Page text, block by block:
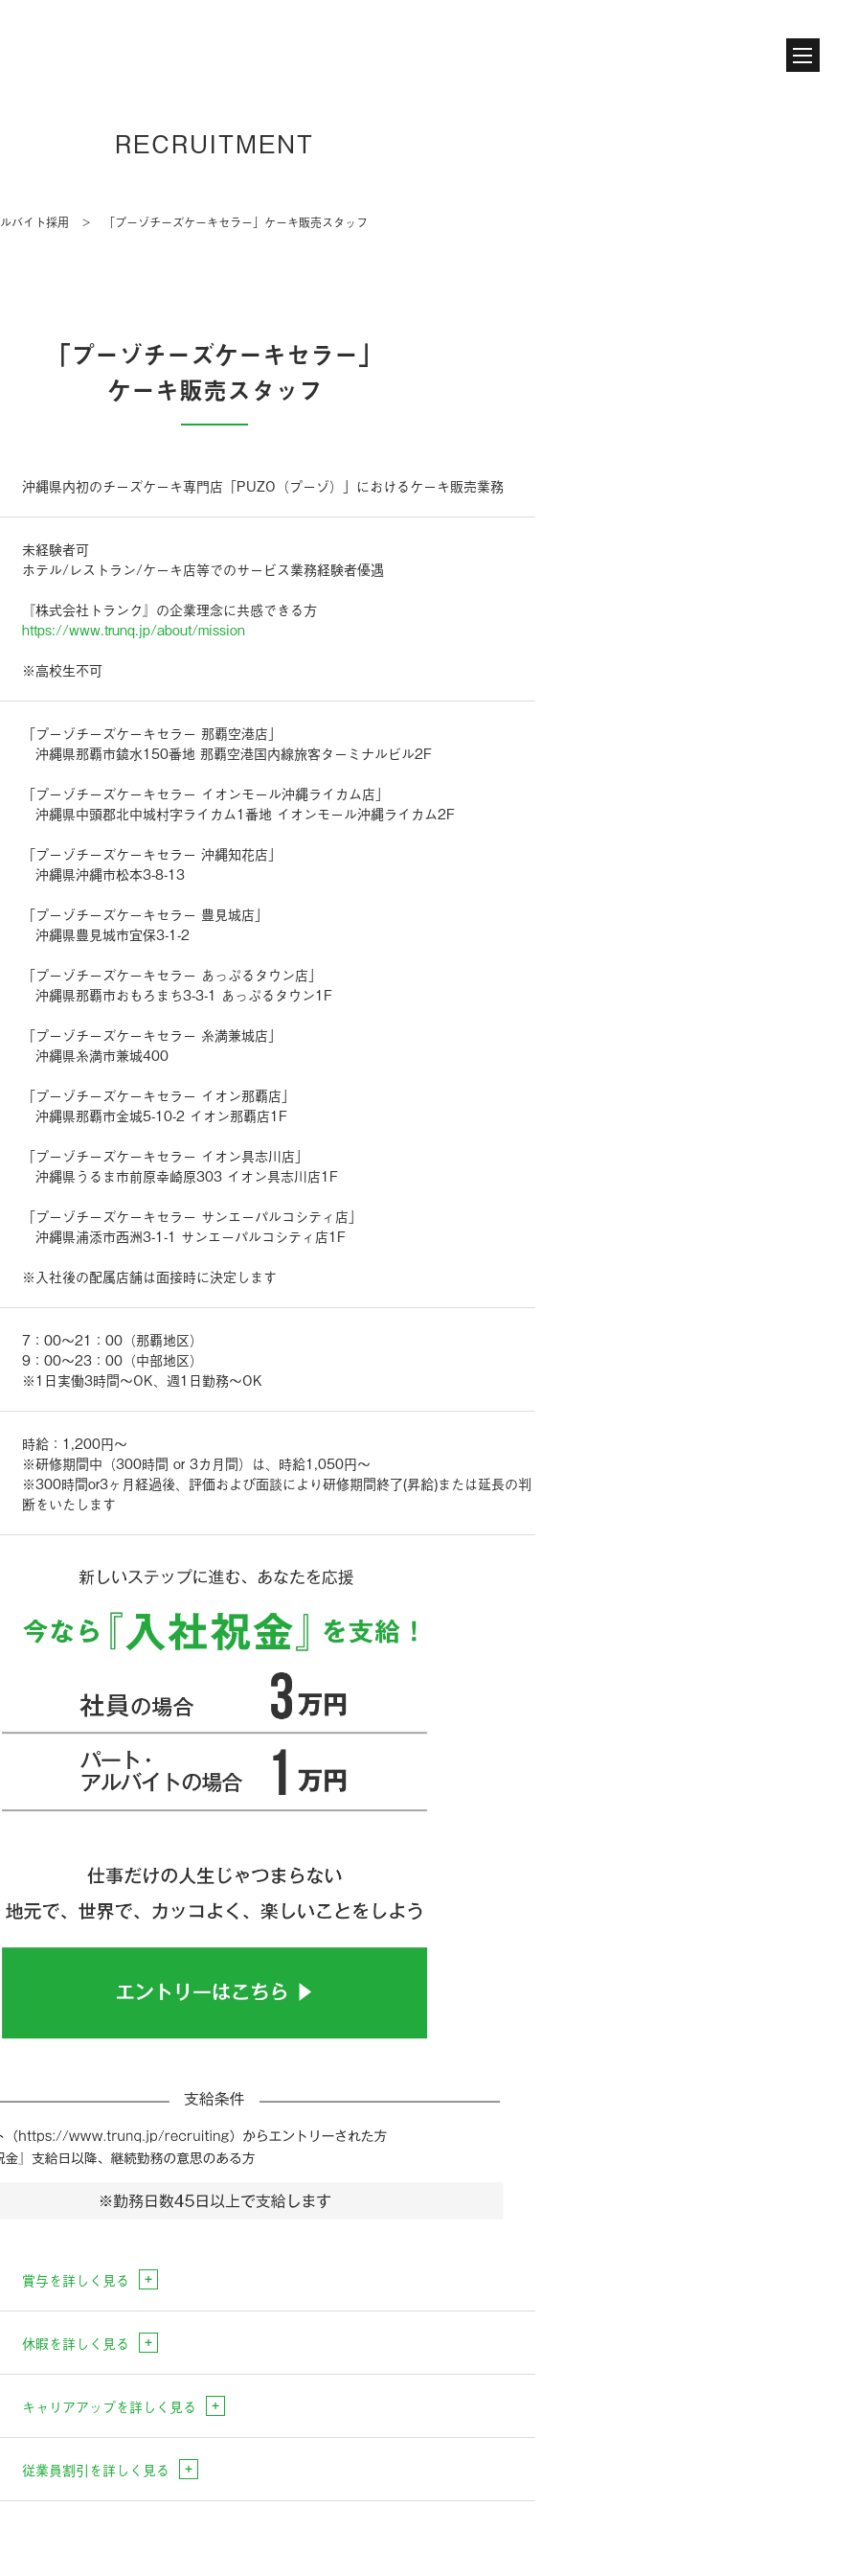
RECRUITMENT
バイト採用 ＞ 「プーゾチーズケーキセラー」 ケーキ販売スタッフ
「プーゾチーズケーキセラー」
ケーキ販売スタッフ
沖縄県内初のチーズケーキ専門店「PUZO（プーゾ）」におけるケーキ販売業務
未経験者可
ホテル/レストラン/ケーキ店等でのサービス業務経験者優遇
『株式会社トランク』の企業理念に共感できる方
https://www.trunq.jp/about/mission
※高校生不可
「プーゾチーズケーキセラー 那覇空港店」
沖縄県那覇市鏡水150番地 那覇空港国内線旅客ターミナルビル2F
「プーゾチーズケーキセラー イオンモール沖縄ライカム店」
沖縄県中頭郡北中城村字ライカム1番地 イオンモール沖縄ライカム2F
「プーゾチーズケーキセラー 沖縄知花店」
沖縄県沖縄市松本3-8-13
「プーゾチーズケーキセラー 豊見城店」
沖縄県豊見城市宜保3-1-2
「プーゾチーズケーキセラー あっぷるタウン店」
沖縄県那覇市おもろまち3-3-1 あっぷるタウン1F
「プーゾチーズケーキセラー 糸満兼城店」
沖縄県糸満市兼城400
「プーゾチーズケーキセラー イオン那覇店」
沖縄県那覇市金城5-10-2 イオン那覇店1F
「プーゾチーズケーキセラー イオン具志川店」
沖縄県うるま市前原幸崎原303 イオン具志川店1F
「プーゾチーズケーキセラー サンエーパルコシティ店」
沖縄県浦添市西洲3-1-1 サンエーパルコシティ店1F
※入社後の配属店舗は面接時に決定します
7：00～21：00（那覇地区）
9：00～23：00（中部地区）
※1日実働3時間～OK、週1日勤務～OK
時給：1,200円～
※研修期間中（300時間 or 3カ月間）は、時給1,050円～
※300時間or3ヶ月経過後、評価および面談により研修期間終了(昇給)または延長の判
断をいたします
賞与を詳しく見る +
休暇を詳しく見る +
キャリアアップを詳しく見る +
従業員割引を詳しく見る +